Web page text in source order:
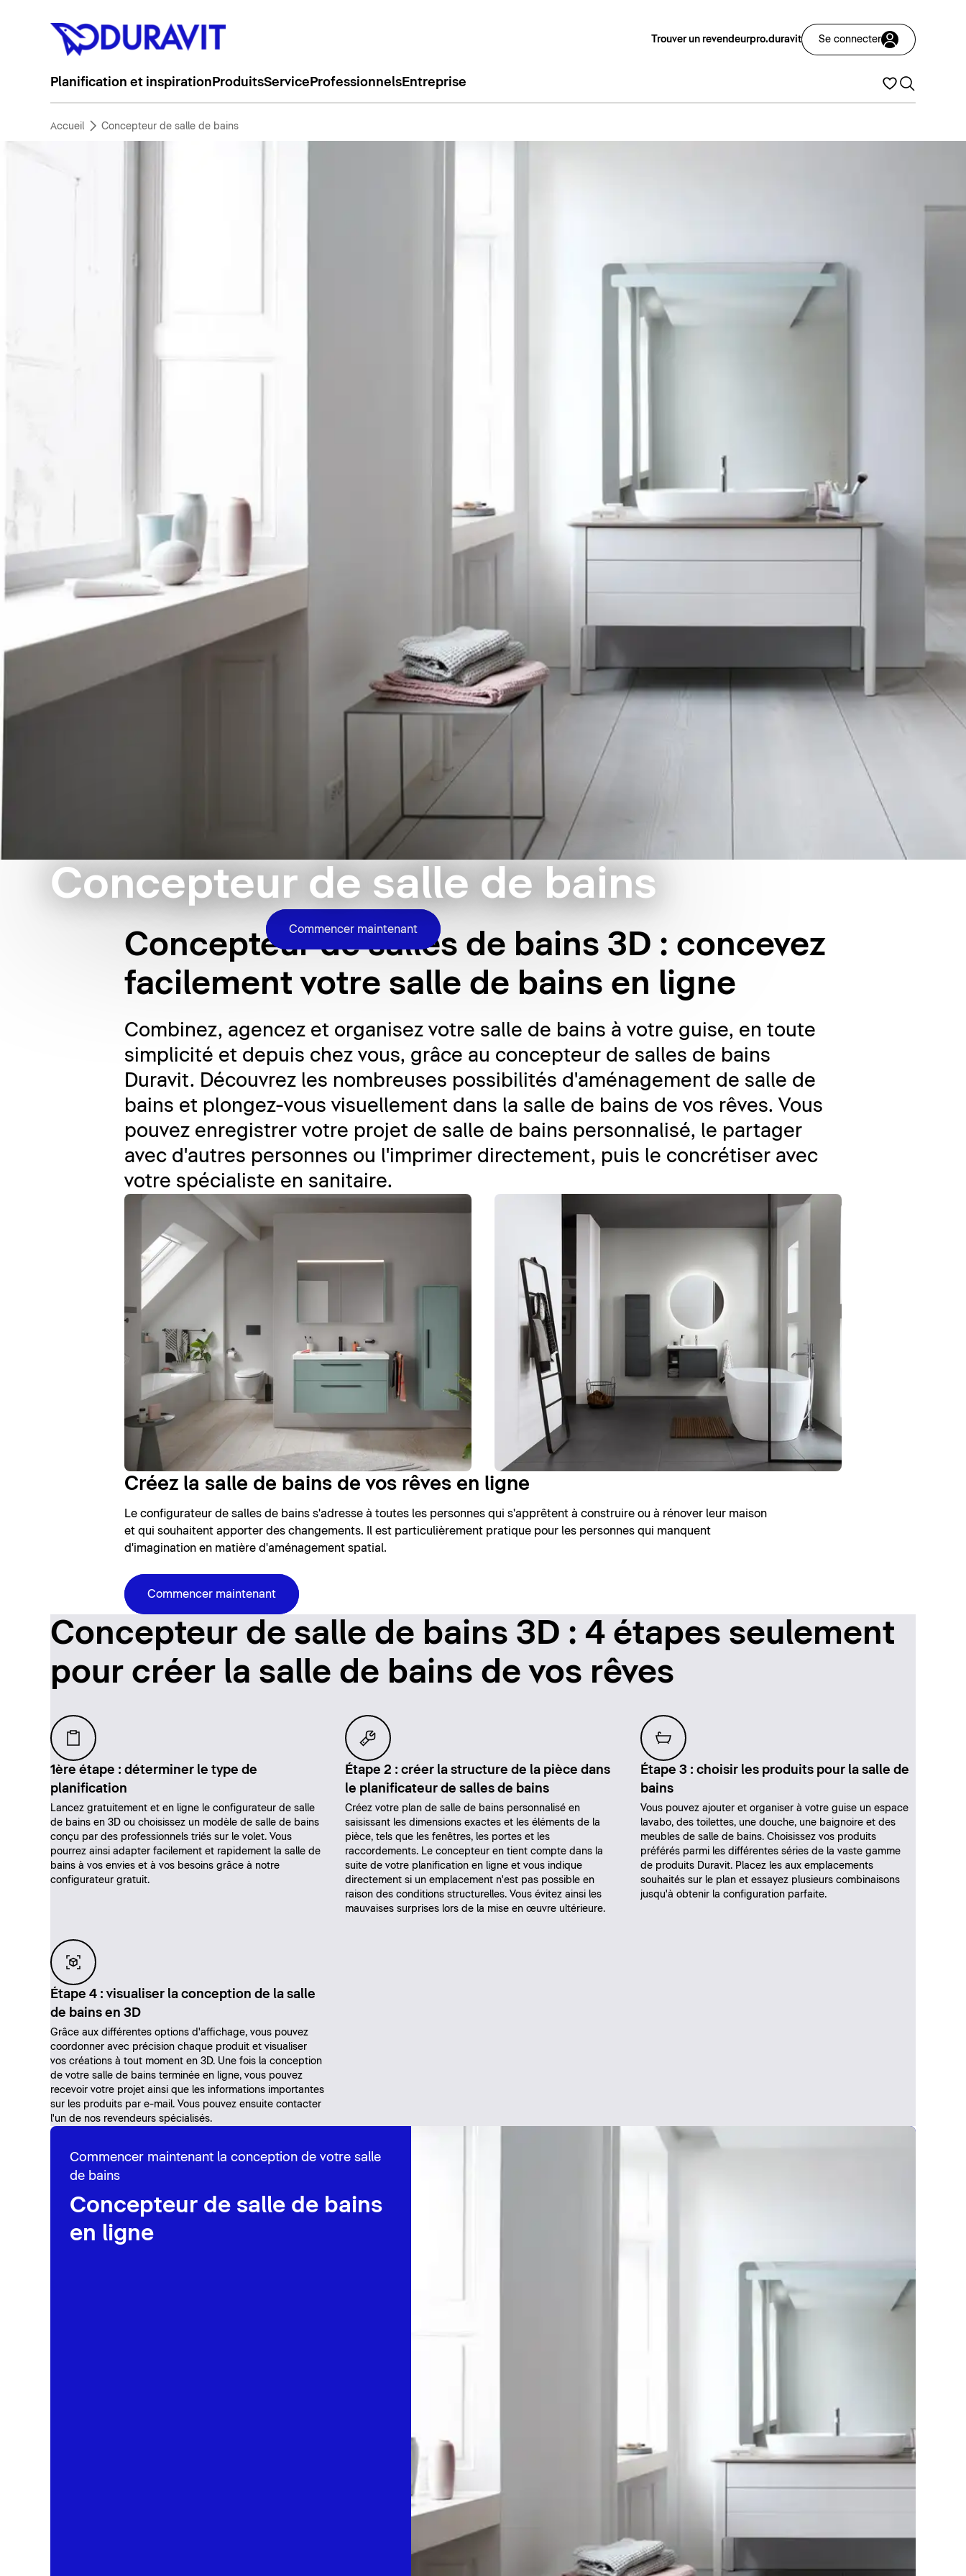
Trouver un revendeurpro.duravit Se connecter
Planification et inspiration ProduitsService ProfessionnelsEntreprise
Accueil Concepteur de salle de bains
Concepteur de salle de bains
Commencer maintenant
Concepteur de salles de bains 3D : concevez
facilement votre salle de bains en ligne
Combinez, agencez et organisez votre salle de bains à votre guise, en toute
simplicité et depuis chez vous, grâce au concepteur de salles de bains
Duravit. Découvrez les nombreuses possibilités d'aménagement de salle de
bains et plongez-vous visuellement dans la salle de bains de vos rêves. Vous
pouvez enregistrer votre projet de salle de bains personnalisé, le partager
avec d'autres personnes ou l'imprimer directement, puis le concrétiser avec
votre spécialiste en sanitaire.
Créez la salle de bains de vos rêves en ligne
Le configurateur de salles de bains s'adresse à toutes les personnes qui s'apprêtent à construire ou à rénover leur maison
et qui souhaitent apporter des changements. Il est particulièrement pratique pour les personnes qui manquent
d'imagination en matière d'aménagement spatial.
Commencer maintenant
Concepteur de salle de bains 3D : 4 étapes seulement
pour créer la salle de bains de vos rêves
1ère étape : déterminer le type de
planification
Lancez gratuitement et en ligne le configurateur de salle
de bains en 3D ou choisissez un modèle de salle de bains
conçu par des professionnels triés sur le volet. Vous
pourrez ainsi adapter facilement et rapidement la salle de
bains à vos envies et à vos besoins grâce à notre
configurateur gratuit.
Étape 2 : créer la structure de la pièce dans
le planificateur de salles de bains
Créez votre plan de salle de bains personnalisé en
saisissant les dimensions exactes et les éléments de la
pièce, tels que les fenêtres, les portes et les
raccordements. Le concepteur en tient compte dans la
suite de votre planification en ligne et vous indique
directement si un emplacement n'est pas possible en
raison des conditions structurelles. Vous évitez ainsi les
mauvaises surprises lors de la mise en œuvre ultérieure.
Étape 3 : choisir les produits pour la salle de
bains
Vous pouvez ajouter et organiser à votre guise un espace
lavabo, des toilettes, une douche, une baignoire et des
meubles de salle de bains. Choisissez vos produits
préférés parmi les différentes séries de la vaste gamme
de produits Duravit. Placez les aux emplacements
souhaités sur le plan et essayez plusieurs combinaisons
jusqu'à obtenir la configuration parfaite.
Étape 4 : visualiser la conception de la salle
de bains en 3D
Grâce aux différentes options d'affichage, vous pouvez
coordonner avec précision chaque produit et visualiser
vos créations à tout moment en 3D. Une fois la conception
de votre salle de bains terminée en ligne, vous pouvez
recevoir votre projet ainsi que les informations importantes
sur les produits par e-mail. Vous pouvez ensuite contacter
l'un de nos revendeurs spécialisés.
Commencer maintenant la conception de votre salle
de bains
Concepteur de salle de bains
en ligne